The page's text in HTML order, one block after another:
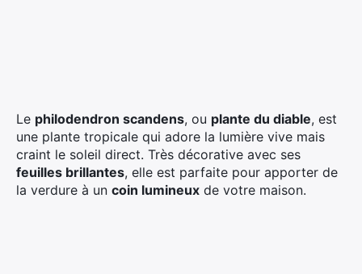
Le philodendron scandens, ou plante du diable, est
une plante tropicale qui adore la lumière vive mais
craint le soleil direct. Très décorative avec ses
feuilles brillantes, elle est parfaite pour apporter de
la verdure à un coin lumineux de votre maison.